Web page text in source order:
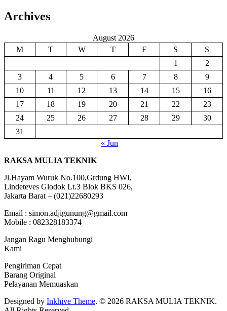
Archives
August 2026
M
T W T F S
S
1
2
3
4 5 6 7 8
9
10
11 12 13 14 15
16
17
18 19 20 21 22
23
24
25 26 27 28 29
30
31
« Jun
RAKSA MULIA TEKNIK
Jl.Hayam Wuruk No.100,Grdung HWI,
Lindeteves Glodok Lt.3 Blok BKS 026,
Jakarta Barat – (021)22680293
Email : simon.adjigunung@gmail.com
Mobile : 082328183374
Jangan Ragu Menghubungi
Kami
Pengiriman Cepat
Barang Original
Pelayanan Memuaskan
Designed by Inkhive Theme. © 2026 RAKSA MULIA TEKNIK.